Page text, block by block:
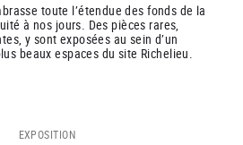
toute l’étendue des fonds de la
à nos jours. Des pièces rares,
y sont exposées au sein d’un
beaux espaces du site Richelieu.
EXPOSITION